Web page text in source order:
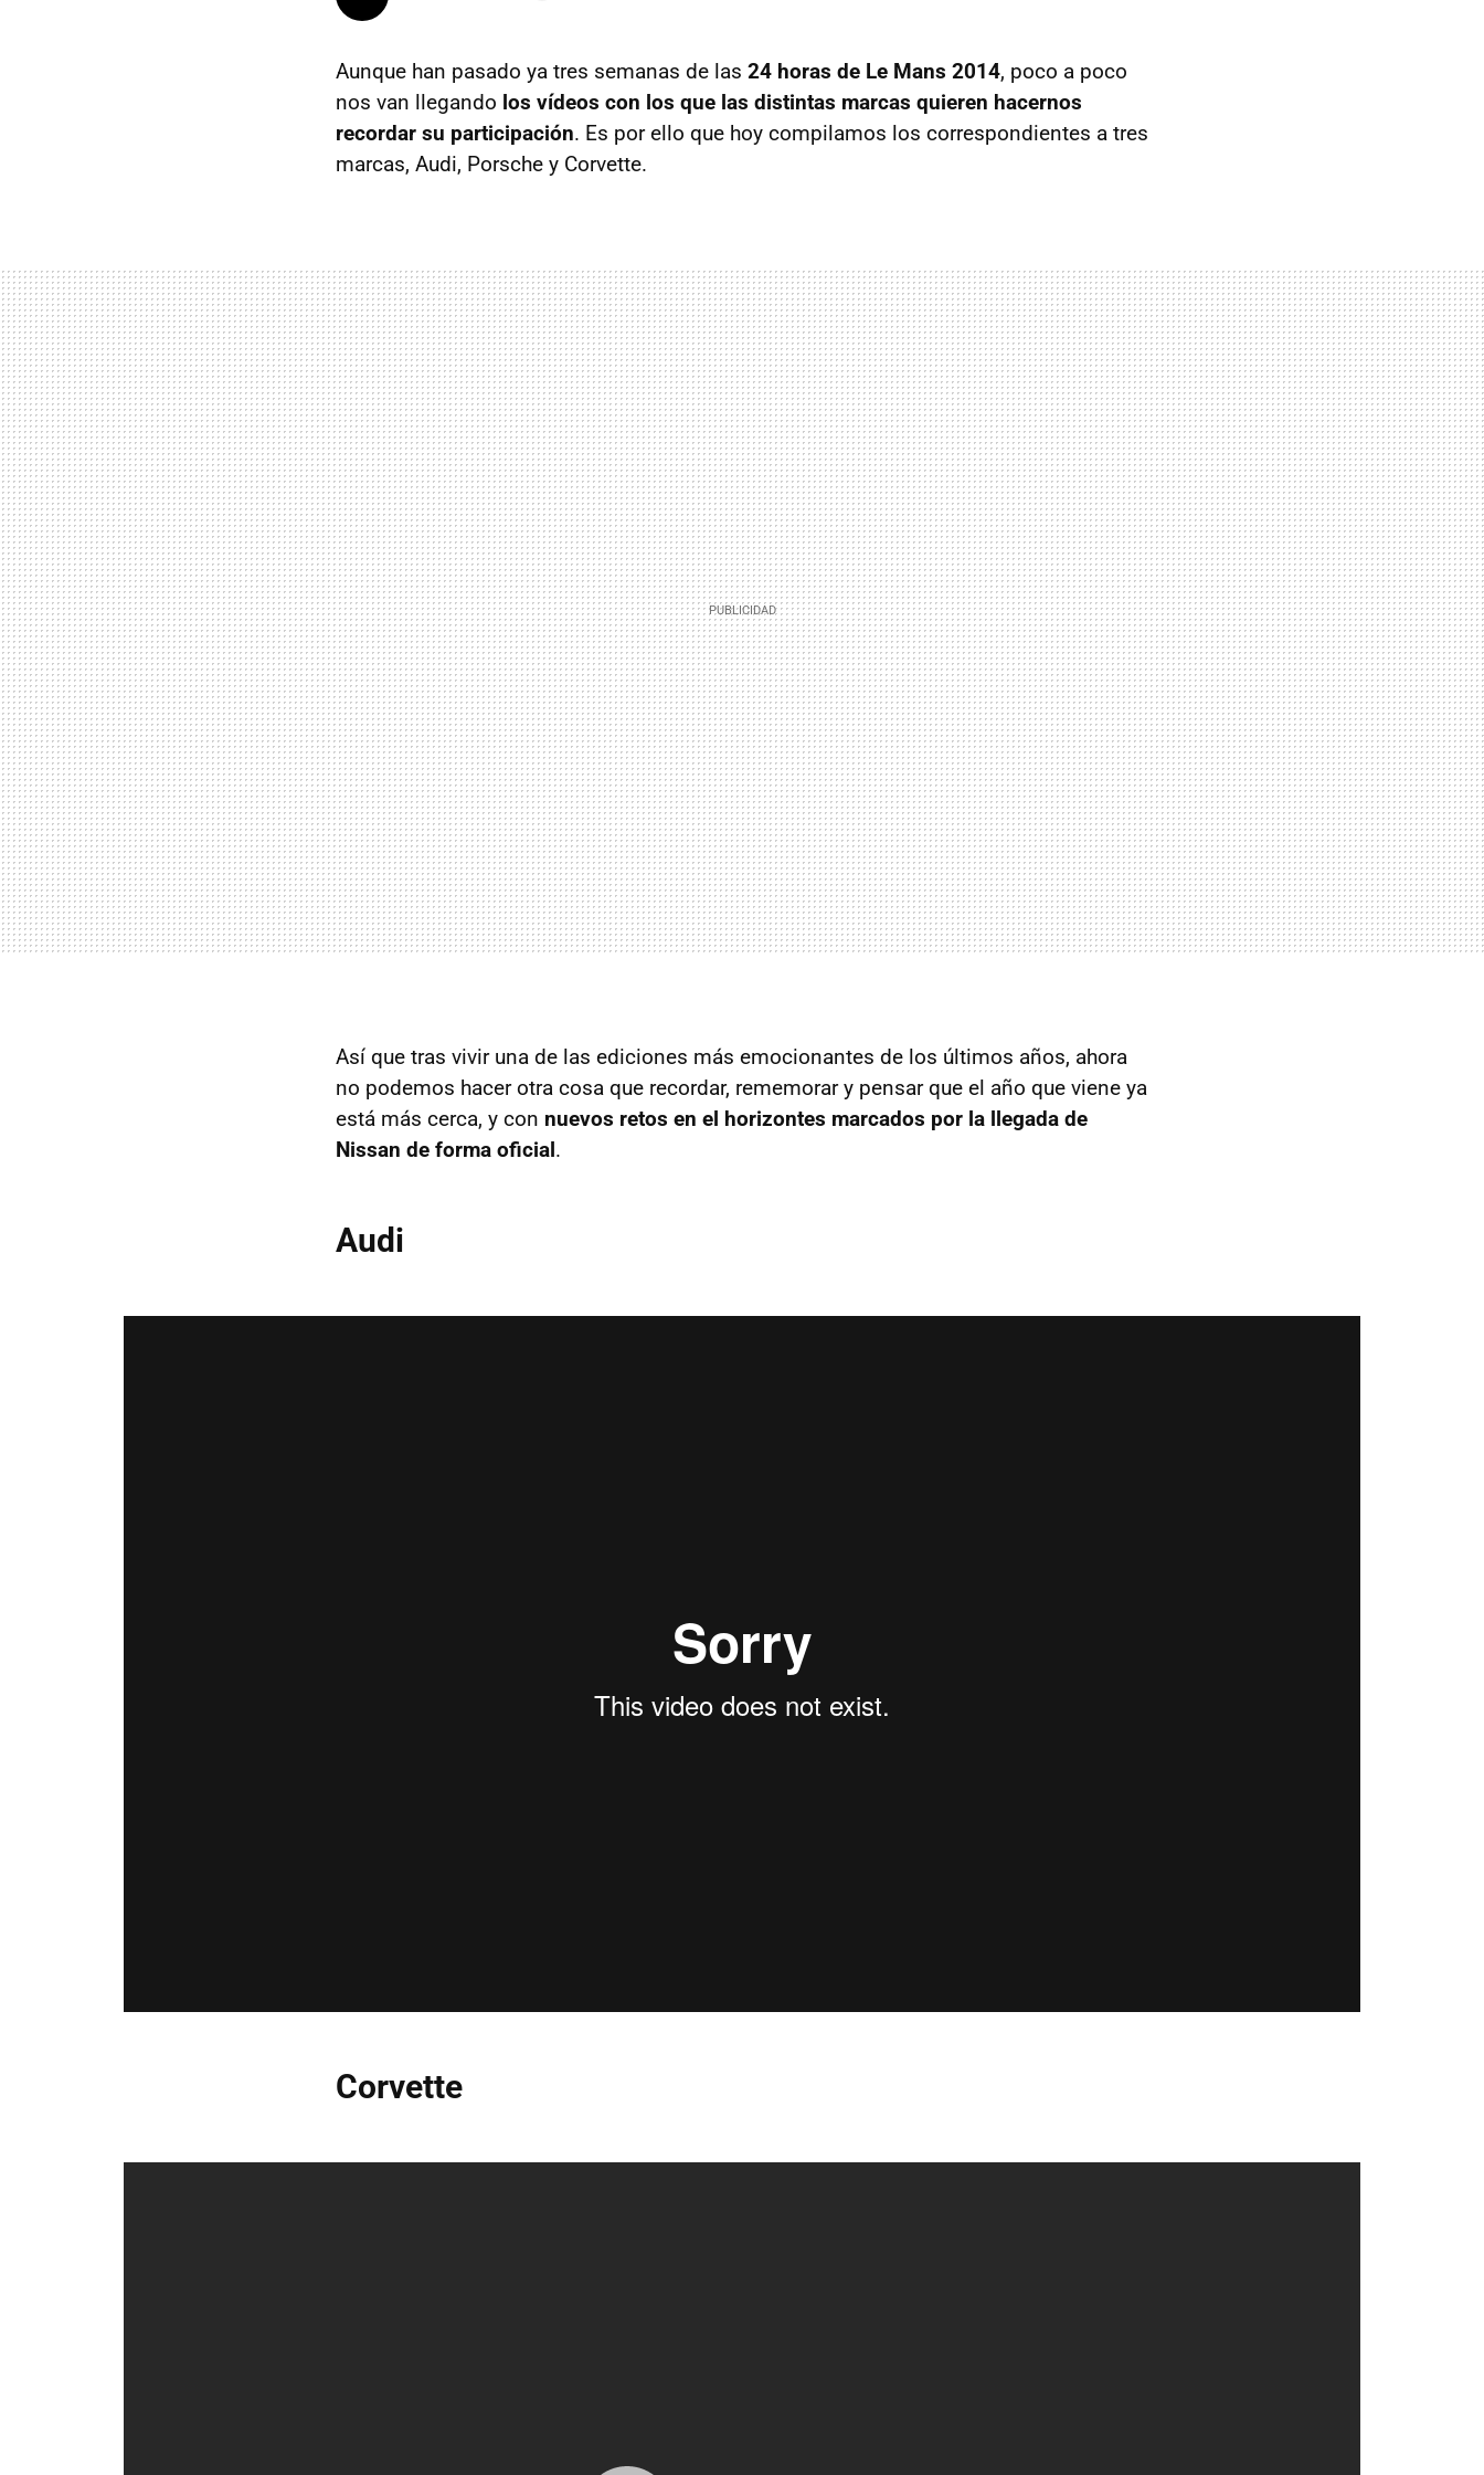
Aunque han pasado ya tres semanas de las 24 horas de Le Mans 2014, poco a poco
nos van llegando los vídeos con los que las distintas marcas quieren hacernos
recordar su participación. Es por ello que hoy compilamos los correspondientes a tres
marcas, Audi, Porsche y Corvette.
Así que tras vivir una de las ediciones más emocionantes de los últimos años, ahora
no podemos hacer otra cosa que recordar, rememorar y pensar que el año que viene ya
está más cerca, y con nuevos retos en el horizontes marcados por la llegada de
Nissan de forma oficial.
Audi
Corvette